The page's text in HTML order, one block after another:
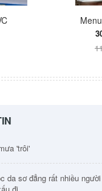
'trôi'
da sơ đẳng rất nhiều